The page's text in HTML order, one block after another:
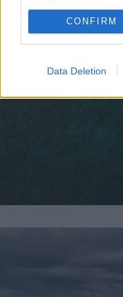
CONFIRM
Data Deletion